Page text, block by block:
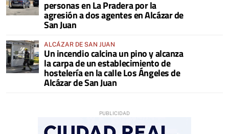
personas en La Pradera por la
agresión a dos agentes en Alcázar de
San Juan
ALCÁZAR DE SAN JUAN
Un incendio calcina un pino y alcanza
la carpa de un establecimiento de
hostelería en la calle Los Ángeles de
Alcázar de San Juan